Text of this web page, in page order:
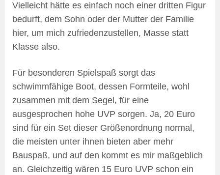
Vielleicht hätte es einfach noch einer dritten Figur
bedurft, dem Sohn oder der Mutter der Familie
hier, um mich zufriedenzustellen, Masse statt
Klasse also.
Für besonderen Spielspaß sorgt das
schwimmfähige Boot, dessen Formteile, wohl
zusammen mit dem Segel, für eine
ausgesprochen hohe UVP sorgen. Ja, 20 Euro
sind für ein Set dieser Größenordnung normal,
die meisten unter ihnen bieten aber mehr
Bauspaß, und auf den kommt es mir maßgeblich
an. Gleichzeitig wären 15 Euro UVP schon ein